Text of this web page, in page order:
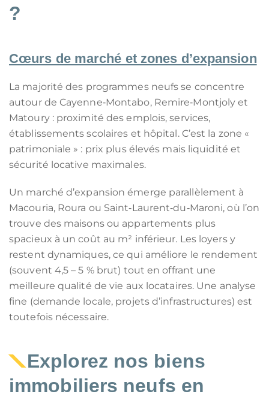
?
Cœurs de marché et zones d’expansion
La majorité des programmes neufs se concentre
autour de Cayenne‑Montabo, Remire‑Montjoly et
Matoury : proximité des emplois, services,
établissements scolaires et hôpital. C’est la zone «
patrimoniale » : prix plus élevés mais liquidité et
sécurité locative maximales.
Un marché d’expansion émerge parallèlement à
Macouria, Roura ou Saint‑Laurent‑du‑Maroni, où l’on
trouve des maisons ou appartements plus
spacieux à un coût au m² inférieur. Les loyers y
restent dynamiques, ce qui améliore le rendement
(souvent 4,5 – 5 % brut) tout en offrant une
meilleure qualité de vie aux locataires. Une analyse
fine (demande locale, projets d’infrastructures) est
toutefois nécessaire.
Explorez nos biens
immobiliers neufs en